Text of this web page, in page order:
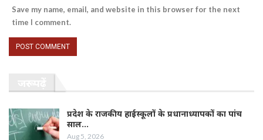
Save my name, email, and website in this browser for the next
time I comment.
प्रदेश के राजकीय हाईस्कूलों के प्रधानाध्यापकों का पांच
साल…
Aug 5, 2026